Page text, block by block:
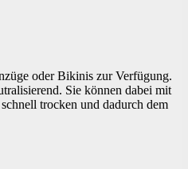
oder Bikinis zur Verfügung.
Sie können dabei mit
trocken und dadurch dem